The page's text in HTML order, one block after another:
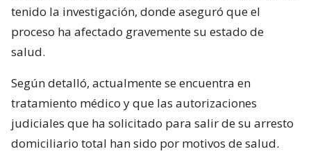
tenido la investigación, donde aseguró que el
proceso ha afectado gravemente su estado de
salud.
Según detalló, actualmente se encuentra en
tratamiento médico y que las autorizaciones
judiciales que ha solicitado para salir de su arresto
domiciliario total han sido por motivos de salud.